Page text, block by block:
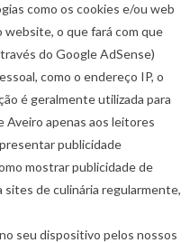
como os cookies e/ou web
o que fará com que
do Google AdSense)
como o endereço IP, o
é geralmente utilizada para
apenas aos leitores
publicidade
mostrar publicidade de
de culinária regularmente,
seu dispositivo pelos nossos